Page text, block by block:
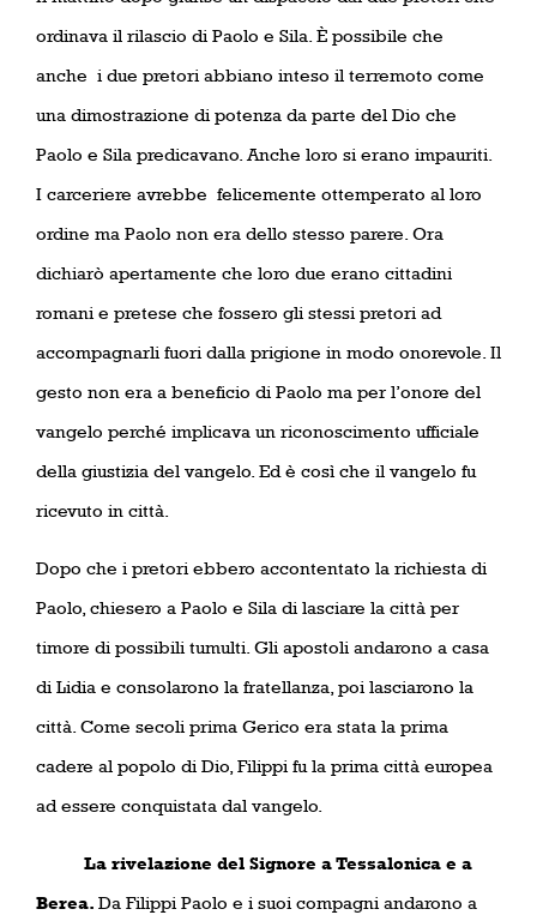
ordinava il rilascio di Paolo e Sila. È possibile che
anche i due pretori abbiano inteso il terremoto come
una dimostrazione di potenza da parte del Dio che
Paolo e Sila predicavano. Anche loro si erano impauriti.
I carceriere avrebbe felicemente ottemperato al loro
ordine ma Paolo non era dello stesso parere. Ora
dichiarò apertamente che loro due erano cittadini
romani e pretese che fossero gli stessi pretori ad
accompagnarli fuori dalla prigione in modo onorevole. Il
gesto non era a beneficio di Paolo ma per l’onore del
vangelo perché implicava un riconoscimento ufficiale
della giustizia del vangelo. Ed è così che il vangelo fu
ricevuto in città.
Dopo che i pretori ebbero accontentato la richiesta di
Paolo, chiesero a Paolo e Sila di lasciare la città per
timore di possibili tumulti. Gli apostoli andarono a casa
di Lidia e consolarono la fratellanza, poi lasciarono la
città. Come secoli prima Gerico era stata la prima
cadere al popolo di Dio, Filippi fu la prima città europea
ad essere conquistata dal vangelo.
La rivelazione del Signore a Tessalonica e a
Berea. Da Filippi Paolo e i suoi compagni andarono a